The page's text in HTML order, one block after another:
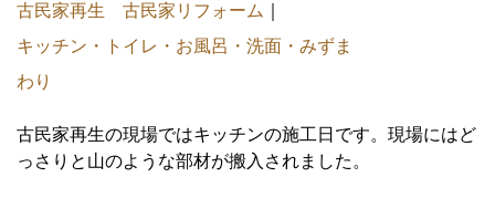
古民家再生 古民家リフォーム
キッチン・トイレ・お風呂・洗面・みずま
わり
古民家再生の現場ではキッチンの施工日です。現場にはど
っさりと山のような部材が搬入されました。